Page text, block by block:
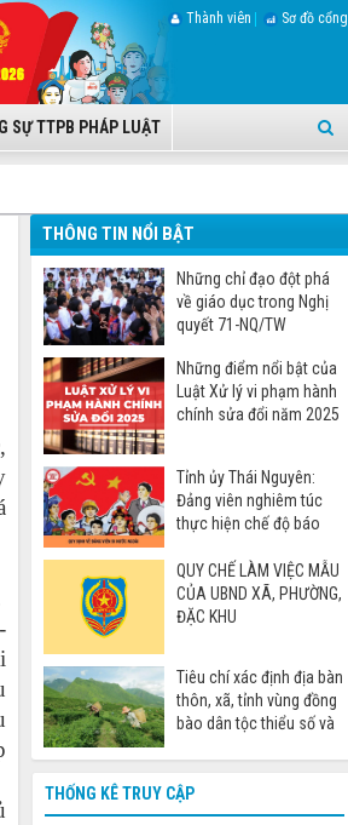
SỰ TTPB PHÁP LUẬT
Thành viên Sơ đồ cổng
THÔNG TIN NỔI BẬT
Những chỉ đạo đột phá
về giáo dục trong Nghị
quyết 71-NQ/TW
Những điểm nổi bật của
Luật Xử lý vi phạm hành
chính sửa đổi năm 2025
Tỉnh ủy Thái Nguyên:
Đảng viên nghiêm túc
thực hiện chế độ báo
QUY CHẾ LÀM VIỆC MẪU
CỦA UBND XÃ, PHƯỜNG,
ĐẶC KHU
Tiêu chí xác định địa bàn
thôn, xã, tỉnh vùng đồng
bào dân tộc thiểu số và
THỐNG KÊ TRUY CẬP